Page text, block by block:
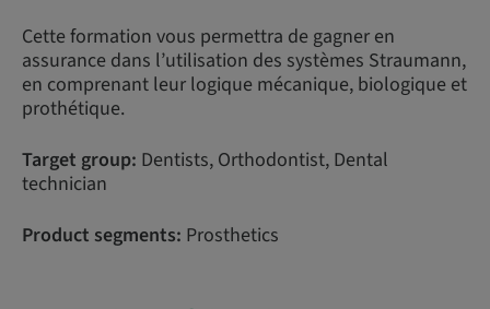
Cette formation vous permettra de gagner en
assurance dans l’utilisation des systèmes Straumann,
en comprenant leur logique mécanique, biologique et
prothétique.
Target group: Dentists, Orthodontist, Dental
technician
Product segments: Prosthetics